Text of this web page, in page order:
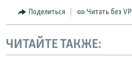
Поделиться Читать без
ЧИТАЙТЕ ТАКЖЕ: